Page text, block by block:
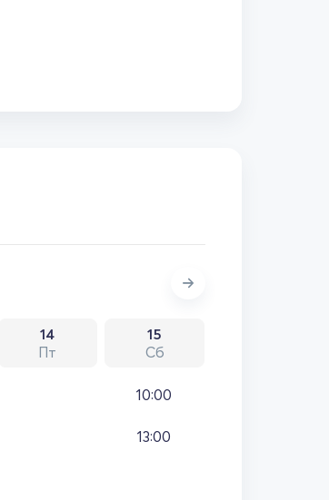
14
Пт
15
Сб
10:00
13:00